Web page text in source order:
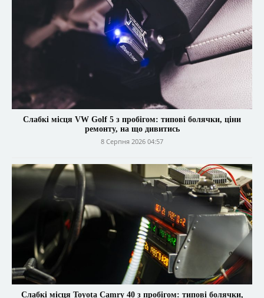
Слабкі місця VW Golf 5 з пробігом: типові болячки, ціни
ремонту, на що дивитись
8 Серпня 2026 04:57
Слабкі місця Toyota Camry 40 з пробігом: типові болячки,